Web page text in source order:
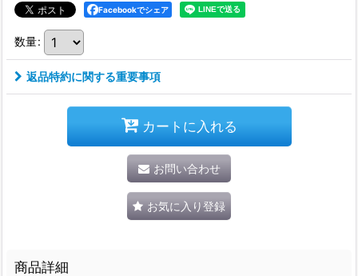
Facebookでシェア
数量:
返品特約に関する重要事項
カートに入れる
お問い合わせ
お気に入り登録
商品詳細